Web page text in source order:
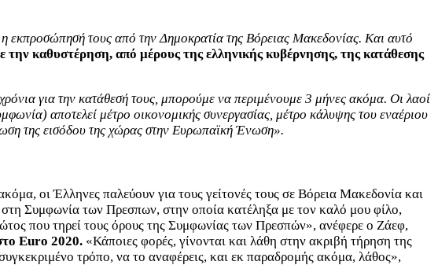
εκπροσώπησή τους από την Δημοκρατία της Βόρειας Μακεδονίας. Και αυτό
καθυστέρηση, από μέρους της ελληνικής κυβέρνησης, της κατάθεσης
για την κατάθεσή τους, μπορούμε να περιμένουμε 3 μήνες ακόμα. Οι λαοί
αποτελεί μέτρο οικονομικής συνεργασίας, μέτρο κάλυψης του εναέριου
της εισόδου της χώρας στην Ευρωπαϊκή Ένωση».
οι Έλληνες παλεύουν για τους γείτονές τους σε Βόρεια Μακεδονία και
Συμφωνία των Πρεσπων, στην οποία κατέληξα με τον καλό μου φίλο,
που τηρεί τους όρους της Συμφωνίας των Πρεσπών», ανέφερε ο Ζάεφ,
Euro 2020. «Κάποιες φορές, γίνονται και λάθη στην ακριβή τήρηση της
τρόπο, να το αναφέρεις, και εκ παραδρομής ακόμα, λάθος»,